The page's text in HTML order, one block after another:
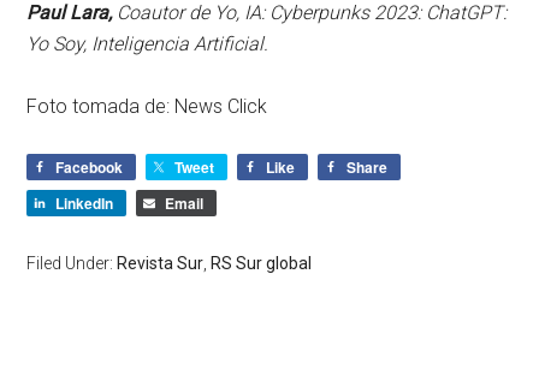
Paul Lara, Coautor de Yo, IA: Cyberpunks 2023: ChatGPT:
Yo Soy, Inteligencia Artificial.
Foto tomada de: News Click
Facebook Tweet Like
Share
LinkedIn
Email
Filed Under: Revista Sur RS Sur global